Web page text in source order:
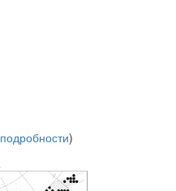
подробности)